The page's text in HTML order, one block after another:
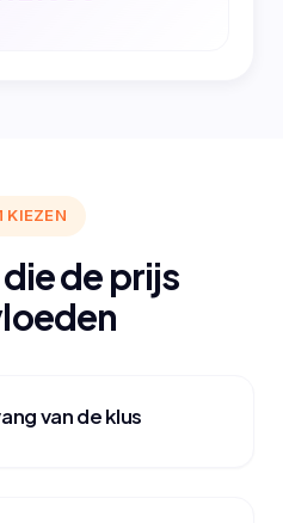
KIEZEN
de prijs
van de klus